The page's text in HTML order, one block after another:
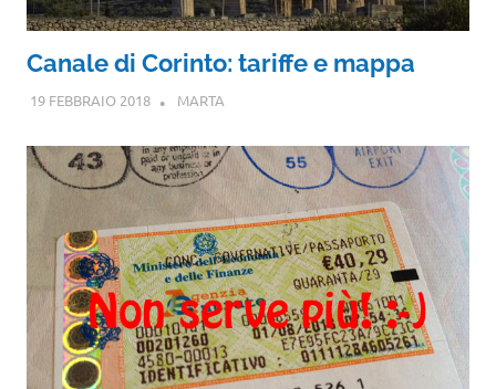
Canale di Corinto: tariffe e mappa
19 FEBBRAIO 2018 MARTA